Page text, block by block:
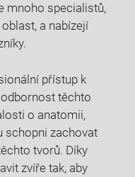
mnoho specialistů,
a nabízejí
přístup k
těchto
​o ​anatomii,
schopni zachovat
tvorů. Díky
​zvíře tak, ‍aby